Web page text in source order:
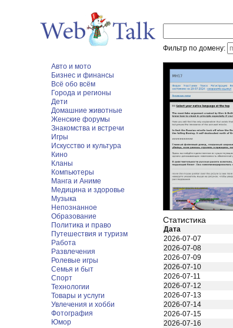
Фильтр по домену:
Авто и мото
Бизнес и финансы
Всё обо всём
Города и регионы
Дети
Домашние животные
Женские форумы
Знакомства и встречи
Игры
Искусство и культура
Кино
Кланы
Компьютеры
Манга и Аниме
Медицина и здоровье
Музыка
Непознанное
Образование
Политика и право
Путешествия и туризм
Работа
Развлечения
Ролевые игры
Семья и быт
Спорт
Технологии
Товары и услуги
Увлечения и хобби
Фотография
Юмор
Статистика
Дата
2026-07-07
2026-07-08
2026-07-09
2026-07-10
2026-07-11
2026-07-12
2026-07-13
2026-07-14
2026-07-15
2026-07-16